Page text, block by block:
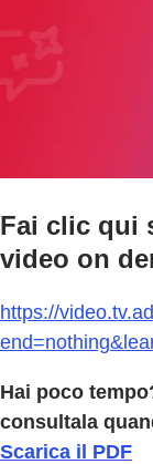
Fai clic qui
video on
https://
Hai poco
consultala
Scarica il PDF